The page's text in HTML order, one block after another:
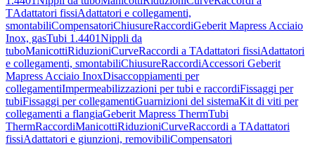
TAdattatori fissiAdattatori e collegamenti,
smontabiliCompensatoriChiusureRaccordiGeberit Mapress Acciaio
Inox, gasTubi 1.4401Nippli da
tuboManicottiRiduzioniCurveRaccordi a TAdattatori fissiAdattatori
e collegamenti, smontabiliChiusureRaccordiAccessori Geberit
Mapress Acciaio InoxDisaccoppiamenti per
collegamentiImpermeabilizzazioni per tubi e raccordiFissaggi per
tubiFissaggi per collegamentiGuarnizioni del sistemaKit di viti per
collegamenti a flangiaGeberit Mapress ThermTubi
ThermRaccordiManicottiRiduzioniCurveRaccordi a TAdattatori
fissiAdattatori e giunzioni, removibiliCompensatori